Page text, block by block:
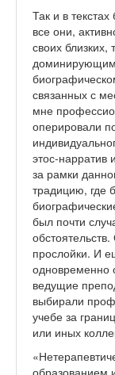
Так и в
все они,
своих
связанных с
мне
оперировали
этос-
за рамки
традицию, где
был почти
прослойки. И
одновременно
ведущие
выбирали
учебе за
или иных
образованием